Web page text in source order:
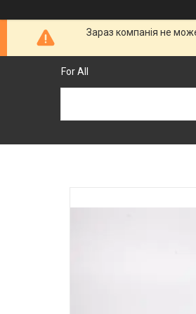
Зараз компанія не
For All